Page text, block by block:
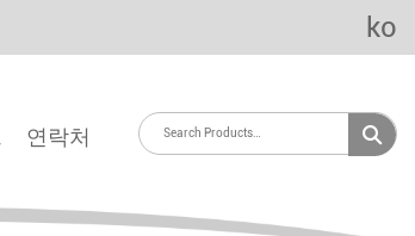
ko
연락처